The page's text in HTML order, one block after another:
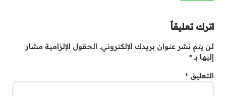
اترك تعليقاً
لن يتم نشر عنوان بريدك الإلكتروني. الحقول الإلزامية مشار
إليها بـ*
التعليق *